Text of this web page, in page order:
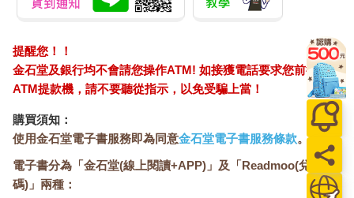
怎麼用來著？陳子謙苦苦回想，那種枯燥的東西誰記得住啦？一
「……這裡沒訊號了？啊不就還好有離線瀏覽。」
「這樣、這樣，再這樣，喔對還有咒語。」
陳子謙快速地走到剛搭好的帳篷外，用手指在泥土上劃出四條縱
線和五條橫線，將它們交錯連接，像是古老的棋局。接著，他找
來一塊拳頭大的石頭，把它壓在棋盤正中央，然後把備忘錄裡的
咒語念了一遍。
提醒您！！
金石堂及銀行均不會請您操作ATM! 如接獲電話要求您前往
ATM提款機，請不要聽從指示，以免受騙上當！
購買須知：
使用金石堂電子書服務即為同意金石堂電子書服務條款。
電子書分為「金石堂(線上閱讀+APP)」及「Readmoo(兌換
碼)」兩種：